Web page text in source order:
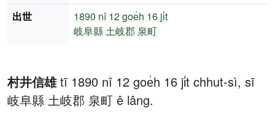
村井信雄tī 1890 nî 12 goe̍h 16 ji̍t chhut-sì, sī
岐阜縣 土岐郡 泉町 ê lâng.
出世 1890 nî 12 goe̍h 16 ji̍t
岐阜縣土岐郡 泉町